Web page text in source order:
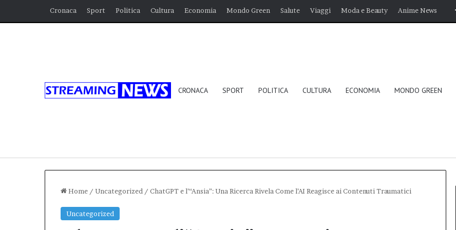
Cronaca Sport Politica Cultura Economia Mondo Green Salute Viaggi Moda e Beauty Anime News
CRONACA SPORT POLITICA CULTURA ECONOMIA MONDO GREEN
Home / Uncategorized / ChatGPT e l’“Ansia”: Una Ricerca Rivela Come l’AI Reagisce ai Contenuti Traumatici
Uncategorized